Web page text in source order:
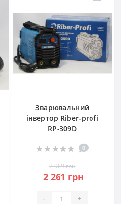
Зварювальний
інвертор Riber-profi
RP-309D
0
2 989 грн
2 261 грн
- +